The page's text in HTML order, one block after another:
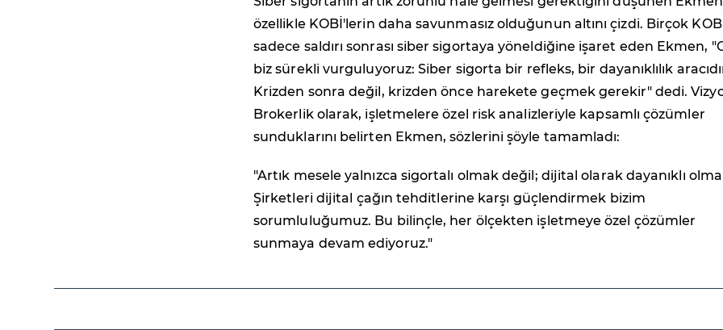
özellikle KOBİ'lerin daha savunmasız olduğunun altını çizdi. Birçok
sadece saldırı sonrası siber sigortaya yöneldiğine işaret eden Ekmen,
biz sürekli vurguluyoruz: Siber sigorta bir refleks, bir dayanıklılık
Krizden sonra değil, krizden önce harekete geçmek gerekir" dedi.
Brokerlik olarak, işletmelere özel risk analizleriyle kapsamlı çözümler
sunduklarını belirten Ekmen, sözlerini şöyle tamamladı:
"Artık mesele yalnızca sigortalı olmak değil; dijital olarak dayanıklı
Şirketleri dijital çağın tehditlerine karşı güçlendirmek bizim
sorumluluğumuz. Bu bilinçle, her ölçekten işletmeye özel çözümler
sunmaya devam ediyoruz."